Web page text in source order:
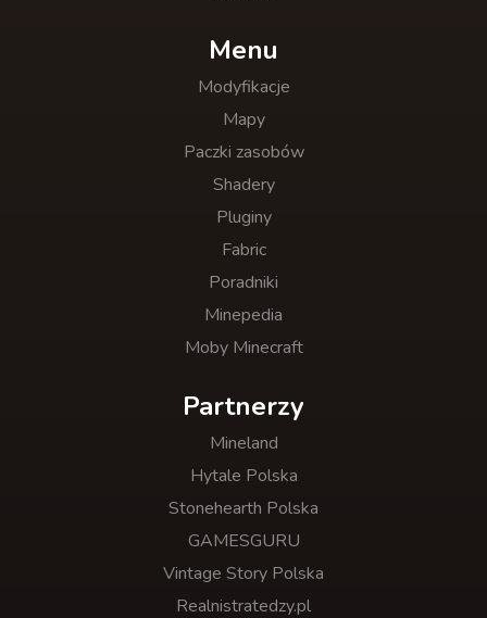
Menu
Modyfikacje
Mapy
Paczki zasobów
Shadery
Pluginy
Fabric
Poradniki
Minepedia
Moby Minecraft
Partnerzy
Mineland
Hytale Polska
Stonehearth Polska
GAMESGURU
Vintage Story Polska
Realnistratedzy.pl